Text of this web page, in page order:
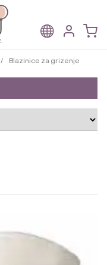
/ Blazinice za grizenje